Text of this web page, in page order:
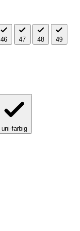
46 47 48 49
uni-farbig